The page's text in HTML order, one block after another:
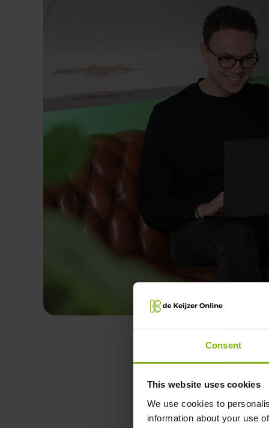
Consent
This website uses cookies
We use cookies to
information about your use